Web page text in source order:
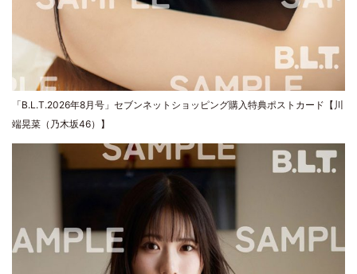
「B.L.T.2026年8月号」セブンネットショッピング購入特典ポストカード【川
端晃菜（乃木坂46）】